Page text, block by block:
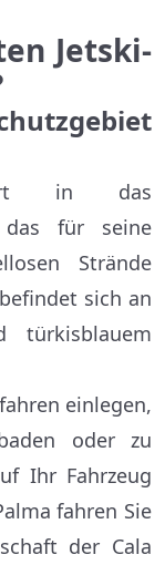
Jetski-
in das
das für seine
Strände
sich an
einlegen,
oder zu
Ihr Fahrzeug
fahren Sie
der Cala